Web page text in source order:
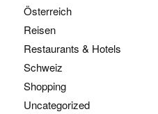
Österreich
Reisen
Restaurants & Hotels
Schweiz
Shopping
Uncategorized